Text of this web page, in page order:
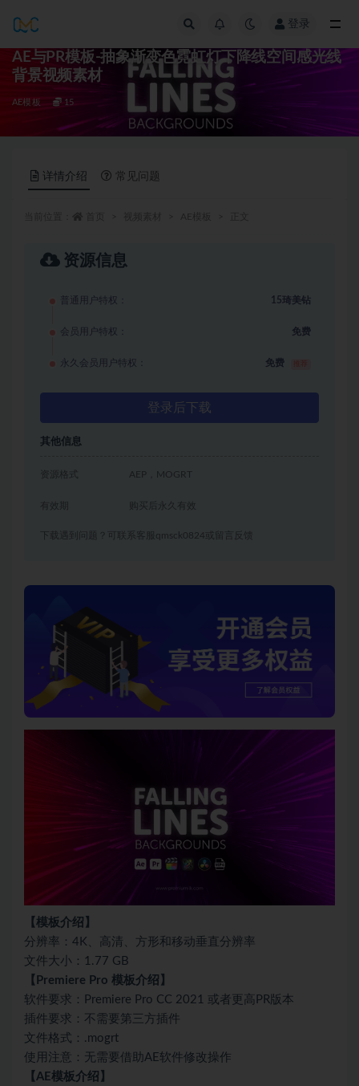
登录
AE与PR模板-抽象渐变色霓虹灯下降线空间感光线
背景视频素材
AE模板 15
详情介绍 常见问题
资源信息
普通用户特权： 15琦美钻
会员用户特权： 免费
永久会员用户特权： 免费
登录后下载
其他信息
资源格式 AEP，MOGRT
有效期 购买后永久有效
下载遇到问题？可联系客服qmsck0824或留言反馈
【模板介绍】
分辨率：4K、高清、方形和移动垂直分辨率
文件大小：1.77 GB
【Premiere Pro 模板介绍】
软件要求：Premiere Pro CC 2021 或者更高PR版本
插件要求：不需要第三方插件
文件格式：.mogrt
使用注意：无需要借助AE软件修改操作
【AE模板介绍】